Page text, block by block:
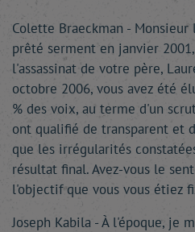
Colette Braeckman - Monsieur
prêté serment en janvier
l'assassinat de votre père,
octobre 2006, vous avez été
% des voix, au terme d'un
ont qualifié de transparent et
que les irrégularités
résultat final. Avez-vous le
l'objectif que vous vous étiez
Joseph Kabila - À l'époque, je